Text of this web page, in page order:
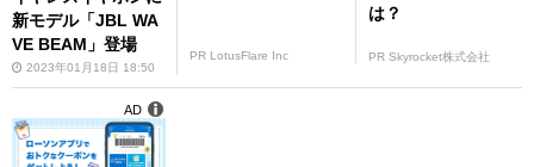
新モデル「JBL WA
VE BEAM」登場
2023年01月18日 18:50
PR LotusFlare Inc
は？
PR Skyrocket株式会社
AD